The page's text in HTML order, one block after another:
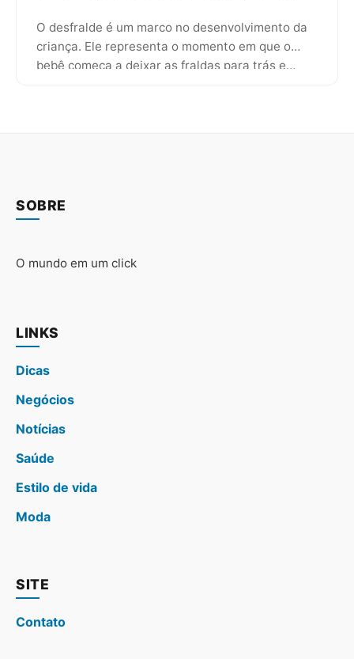
O desfralde é um marco no desenvolvimento da
criança. Ele representa o momento em que o
bebê começa a deixar as fraldas para trás e…
SOBRE
O mundo em um click
LINKS
Dicas
Negócios
Notícias
Saúde
Estilo de vida
Moda
SITE
Contato